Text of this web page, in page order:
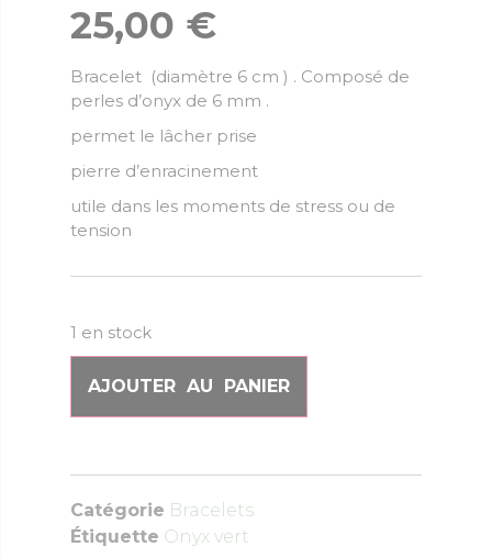
25,00 €
Bracelet (diamètre 6 cm ) . Composé de
perles d’onyx de 6 mm .
permet le lâcher prise
pierre d’enracinement
utile dans les moments de stress ou de
tension
1 en stock
AJOUTER AU PANIER
Catégorie Bracelets
Étiquette Onyx vert